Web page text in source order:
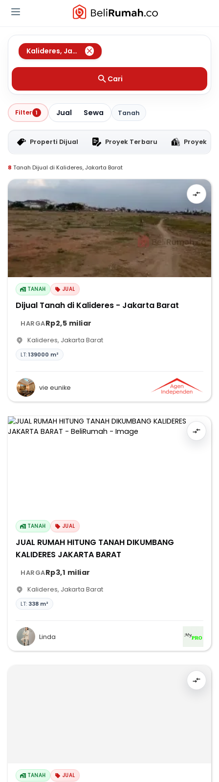
Kalideres, Jakarta Barat
Cari
Filter 1 Jual Sewa Tanah
Properti Dijual Proyek Terbaru Proyek
8 Tanah Dijual di Kalideres, Jakarta Barat
TANAH JUAL
Dijual Tanah di Kalideres - Jakarta Barat
HARGARp2,5 miliar
Kalideres, Jakarta Barat
LT:139000 m²
vie eunike
TANAH JUAL
JUAL RUMAH HITUNG TANAH DIKUMBANG
KALIDERES JAKARTA BARAT
HARGARp3,1 miliar
Kalideres, Jakarta Barat
LT: 338 m²
Linda
TANAH JUAL